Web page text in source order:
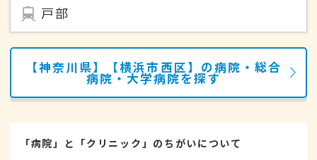
戸部
【神奈川県】【横浜市西区】の病院・総合
病院・大学病院を探す
「病院」と「クリニック」のちがいについて